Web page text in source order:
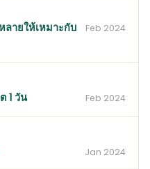
ลายให้เหมาะกับ
Feb 2024
1 วัน Feb 2024
Jan 2024